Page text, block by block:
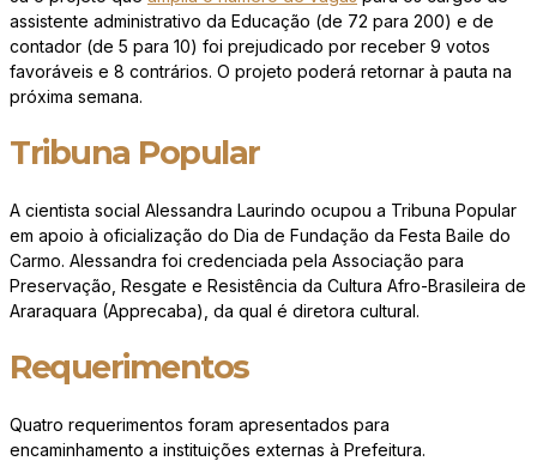
assistente administrativo da Educação (de 72 para 200) e de
contador (de 5 para 10) foi prejudicado por receber 9 votos
favoráveis e 8 contrários. O projeto poderá retornar à pauta na
próxima semana.
Tribuna Popular
A cientista social Alessandra Laurindo ocupou a Tribuna Popular
em apoio à oficialização do Dia de Fundação da Festa Baile do
Carmo. Alessandra foi credenciada pela Associação para
Preservação, Resgate e Resistência da Cultura Afro-Brasileira de
Araraquara (Apprecaba), da qual é diretora cultural.
Requerimentos
Quatro requerimentos foram apresentados para
encaminhamento a instituições externas à Prefeitura.